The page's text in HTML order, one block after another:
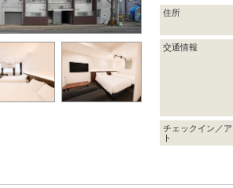
住所
交通情報
チェックイン／
ト